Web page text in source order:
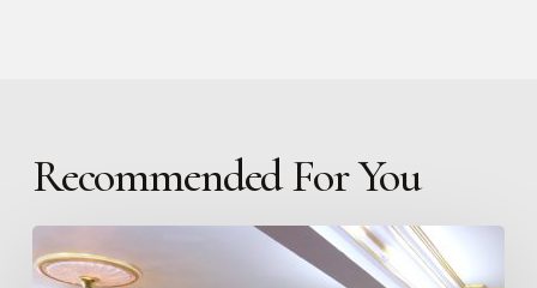
Recommended For You
Jumat